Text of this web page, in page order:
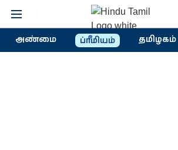
அண்மை ப்ரீமியம் தமிழகம்